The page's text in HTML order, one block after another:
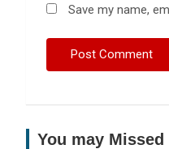
Save my name,
You may Missed